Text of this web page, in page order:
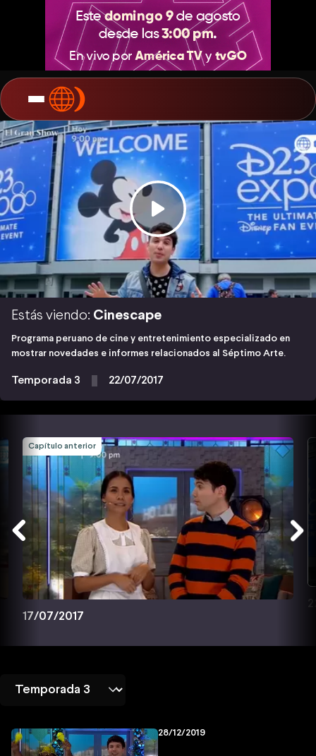
Estás viendo: Cinescape
Programa peruano de cine y entretenimiento especializado en
mostrar novedades e informes relacionados al Séptimo Arte.
Temporada 3 22/07/2017
Capítulo anterior
17/07/2017
28/12/2019